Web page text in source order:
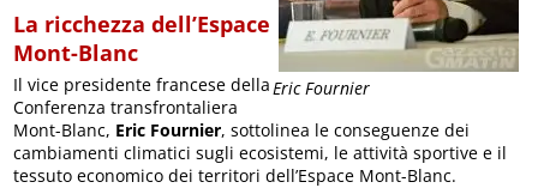
Eric Fournier
La ricchezza dell’Espace
Mont-Blanc
Il vice presidente francese della
Conferenza transfrontaliera
Mont-Blanc, Eric Fournier, sottolinea le conseguenze dei
cambiamenti climatici sugli ecosistemi, le attività sportive e il
tessuto economico dei territori dell’Espace Mont-Blanc.